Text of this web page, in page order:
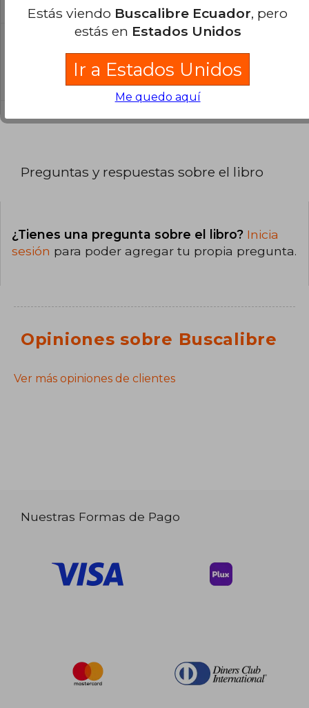
¿En qué Idioma está escrito el
El libro está escrito en Español.
Preguntas y respuestas sobre el libro
¿Tienes una pregunta sobre el libro? Inicia
sesión para poder agregar tu propia pregunta.
Opiniones sobre Buscalibre
Ver más opiniones de clientes
Nuestras Formas de Pago
Estás viendo Buscalibre Ecuador, pero
estás en Estados Unidos
Ir a Estados Unidos
Me quedo aquí